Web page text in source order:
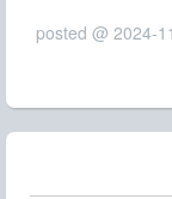
posted @ 2024-